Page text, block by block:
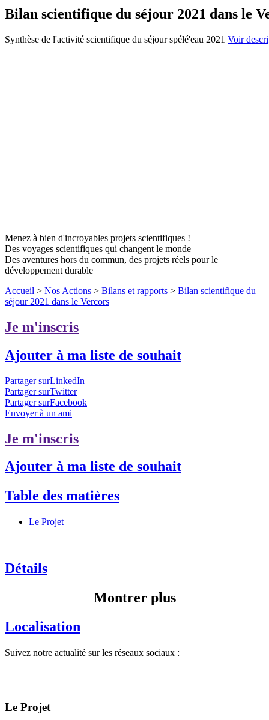
Bilan scientifique du séjour 2021 dans le
Synthèse de l'activité scientifique du séjour spélé'eau 2021 Voir
Menez à bien d'incroyables projets scientifiques !
Des voyages scientifiques qui changent le monde
Des aventures hors du commun, des projets réels pour le
développement durable
Accueil > Nos Actions > Bilans et rapports > Bilan scientifique du
séjour 2021 dans le Vercors
Je m'inscris
Ajouter à ma liste de souhait
Partager surLinkedIn
Partager surTwitter
Partager surFacebook
Envoyer à un ami
Je m'inscris
Ajouter à ma liste de souhait
Table des matières
Le Projet
Détails
Montrer plus
Localisation
Suivez notre actualité sur les réseaux sociaux :
Le Projet